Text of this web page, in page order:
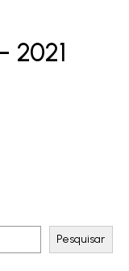
2021
Pesquisar